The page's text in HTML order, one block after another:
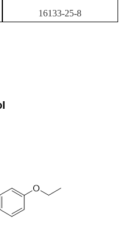
16133-25-8